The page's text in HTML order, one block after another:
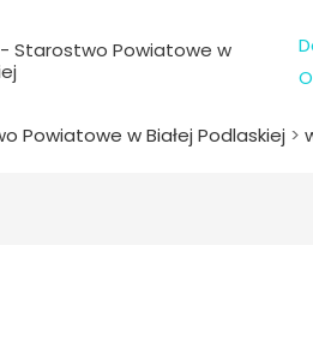
- Starostwo Powiatowe w
Powiatowe w Białej Podlaskiej >